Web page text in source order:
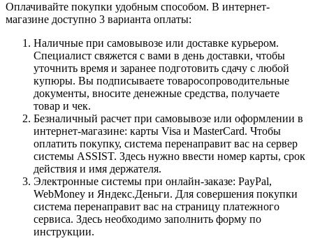
Оплачивайте покупки удобным способом. В интернет-
магазине доступно 3 варианта оплаты:
Наличные при самовывозе или доставке курьером.
Специалист свяжется с вами в день доставки, чтобы
уточнить время и заранее подготовить сдачу с любой
купюры. Вы подписываете товаросопроводительные
документы, вносите денежные средства, получаете
товар и чек.
Безналичный расчет при самовывозе или оформлении в
интернет-магазине: карты Visa и MasterCard. Чтобы
оплатить покупку, система перенаправит вас на сервер
системы ASSIST. Здесь нужно ввести номер карты, срок
действия и имя держателя.
Электронные системы при онлайн-заказе: PayPal,
WebMoney и Яндекс.Деньги. Для совершения покупки
система перенаправит вас на страницу платежного
сервиса. Здесь необходимо заполнить форму по
инструкции.